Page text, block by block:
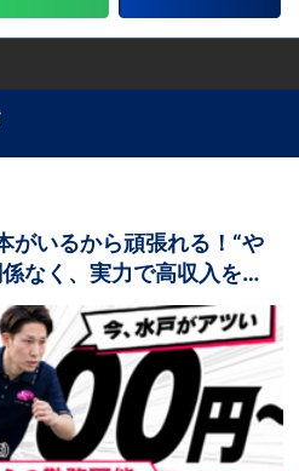
がいるから頑張れる！“や
なく、実力で高収入を掴